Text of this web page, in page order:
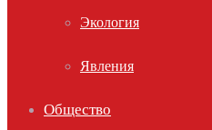
Экология
Явления
Общество